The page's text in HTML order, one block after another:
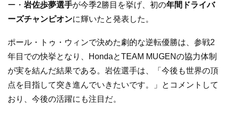
ー・ 岩佐歩夢選手が今季2勝目を挙げ、初の年間ドライバ
ーズチャンピオンに輝いたと発表した。
ポール・トゥ・ウィンで決めた劇的な逆転優勝は、参戦2
年目での快挙となり、HondaとTEAM MUGENの協力体制
が実を結んだ結果である。岩佐選手は、「今後も世界の頂
点を目指して突き進んでいきたいです。」とコメントして
おり、今後の活躍にも注目だ。